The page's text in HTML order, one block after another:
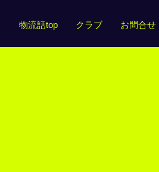
物流話top クラブ お問合せ